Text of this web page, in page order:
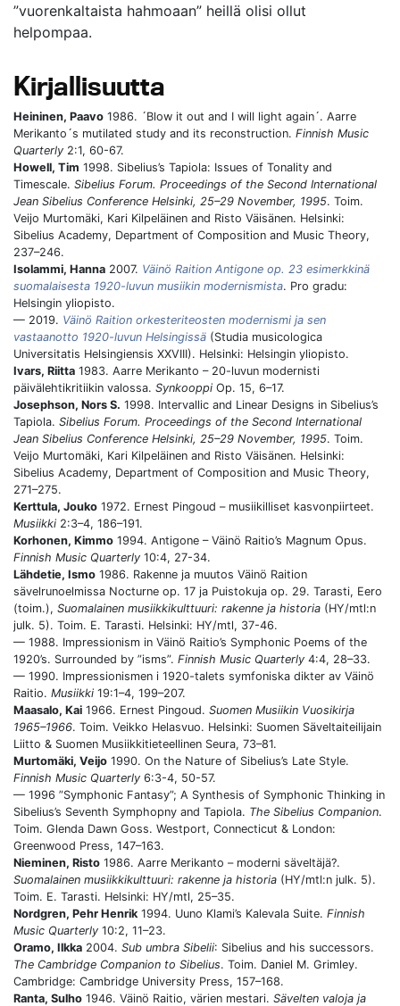
”vuorenkaltaista hahmoaan” heillä olisi ollut
helpompaa.
Kirjallisuutta
Heininen, Paavo 1986. ´Blow it out and I will light again´. Aarre
Merikanto´s mutilated study and its reconstruction. Finnish Music
Quarterly 2:1, 60-67.
Howell, Tim 1998. Sibelius’s Tapiola: Issues of Tonality and
Timescale. Sibelius Forum. Proceedings of the Second International
Jean Sibelius Conference Helsinki, 25–29 November, 1995. Toim.
Veijo Murtomäki, Kari Kilpeläinen and Risto Väisänen. Helsinki:
Sibelius Academy, Department of Composition and Music Theory,
237–246.
Isolammi, Hanna 2007. Väinö Raition Antigone op. 23 esimerkkinä
suomalaisesta 1920-luvun musiikin modernismista. Pro gradu:
Helsingin yliopisto.
— 2019. Väinö Raition orkesteriteosten modernismi ja sen
vastaanotto 1920-luvun Helsingissä (Studia musicologica
Universitatis Helsingiensis XXVIII). Helsinki: Helsingin yliopisto.
Ivars, Riitta 1983. Aarre Merikanto – 20-luvun modernisti
päivälehtikritiikin valossa. Synkooppi Op. 15, 6–17.
Josephson, Nors S. 1998. Intervallic and Linear Designs in Sibelius’s
Tapiola. Sibelius Forum. Proceedings of the Second International
Jean Sibelius Conference Helsinki, 25–29 November, 1995. Toim.
Veijo Murtomäki, Kari Kilpeläinen and Risto Väisänen. Helsinki:
Sibelius Academy, Department of Composition and Music Theory,
271–275.
Kerttula, Jouko 1972. Ernest Pingoud – musiikilliset kasvonpiirteet.
Musiikki 2:3–4, 186–191.
Korhonen, Kimmo 1994. Antigone – Väinö Raitio’s Magnum Opus.
Finnish Music Quarterly 10:4, 27-34.
Lähdetie, Ismo 1986. Rakenne ja muutos Väinö Raition
sävelrunoelmissa Nocturne op. 17 ja Puistokuja op. 29. Tarasti, Eero
(toim.), Suomalainen musiikkikulttuuri: rakenne ja historia (HY/mtl:n
julk. 5). Toim. E. Tarasti. Helsinki: HY/mtl, 37-46.
— 1988. Impressionism in Väinö Raitio’s Symphonic Poems of the
1920’s. Surrounded by ”isms”. Finnish Music Quarterly 4:4, 28–33.
— 1990. Impressionismen i 1920-talets symfoniska dikter av Väinö
Raitio. Musiikki 19:1–4, 199–207.
Maasalo, Kai 1966. Ernest Pingoud. Suomen Musiikin Vuosikirja
1965–1966. Toim. Veikko Helasvuo. Helsinki: Suomen Säveltaiteilijain
Liitto & Suomen Musiikkitieteellinen Seura, 73–81.
Murtomäki, Veijo 1990. On the Nature of Sibelius’s Late Style.
Finnish Music Quarterly 6:3-4, 50-57.
— 1996 ”Symphonic Fantasy”; A Synthesis of Symphonic Thinking in
Sibelius’s Seventh Symphopny and Tapiola. The Sibelius Companion.
Toim. Glenda Dawn Goss. Westport, Connecticut & London:
Greenwood Press, 147–163.
Nieminen, Risto 1986. Aarre Merikanto – moderni säveltäjä?.
Suomalainen musiikkikulttuuri: rakenne ja historia (HY/mtl:n julk. 5).
Toim. E. Tarasti. Helsinki: HY/mtl, 25–35.
Nordgren, Pehr Henrik1994. Uuno Klami’s Kalevala Suite. Finnish
Music Quarterly 10:2, 11–23.
Oramo, Ilkka 2004. Sub umbra Sibelii: Sibelius and his successors.
The Cambridge Companion to Sibelius. Toim. Daniel M. Grimley.
Cambridge: Cambridge University Press, 157–168.
Ranta, Sulho 1946. Väinö Raitio, värien mestari. Sävelten valoja ja